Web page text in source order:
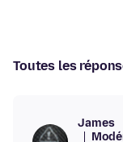
Toutes les
James